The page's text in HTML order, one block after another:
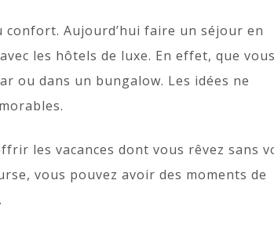
confort. Aujourd’hui faire un séjour en
les hôtels de luxe. En effet, que vous
ou dans un bungalow. Les idées ne
les vacances dont vous rêvez sans
vous pouvez avoir des moments de